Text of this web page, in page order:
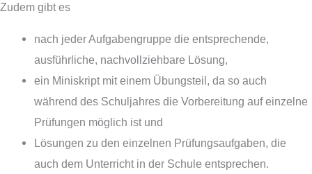
Zudem gibt es
nach jeder Aufgabengruppe die entsprechende,
ausführliche, nachvollziehbare Lösung,
ein Miniskript mit einem Übungsteil, da so auch
während des Schuljahres die Vorbereitung auf einzelne
Prüfungen möglich ist und
Lösungen zu den einzelnen Prüfungsaufgaben, die
auch dem Unterricht in der Schule entsprechen.